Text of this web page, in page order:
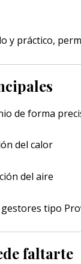
y práctico,
de forma
del calor
del aire
gestores tipo
faltarte